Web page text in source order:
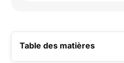
Table des matières